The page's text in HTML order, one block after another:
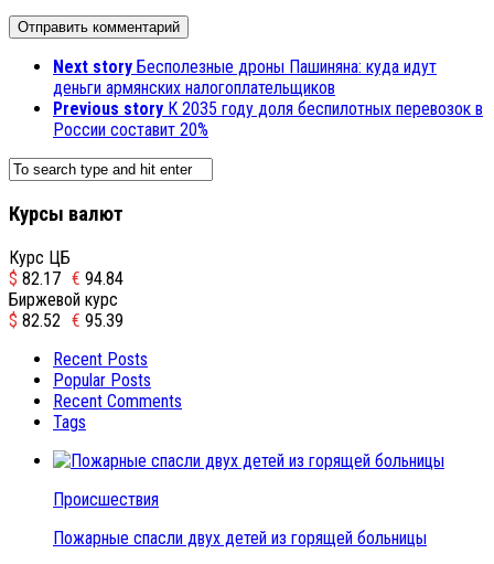
Next story Бесполезные дроны Пашиняна: куда идут
деньги армянских налогоплательщиков
Previous story К 2035 году доля беспилотных перевозок в
России составит 20%
Курсы валют
Курс ЦБ
$ 82.17 € 94.84
Биржевой курс
$ 82.52 € 95.39
Recent Posts
Popular Posts
Recent Comments
Tags
Происшествия
Пожарные спасли двух детей из горящей больницы